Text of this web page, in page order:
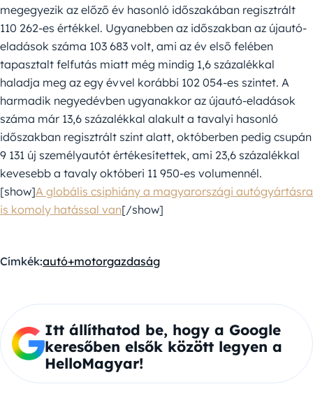
megegyezik az előző év hasonló időszakában regisztrált
110 262-es értékkel. Ugyanebben az időszakban az újautó-
eladások száma 103 683 volt, ami az év első felében
tapasztalt felfutás miatt még mindig 1,6 százalékkal
haladja meg az egy évvel korábbi 102 054-es szintet. A
harmadik negyedévben ugyanakkor az újautó-eladások
száma már 13,6 százalékkal alakult a tavalyi hasonló
időszakban regisztrált szint alatt, októberben pedig csupán
9 131 új személyautót értékesítettek, ami 23,6 százalékkal
kevesebb a tavaly októberi 11 950-es volumennél.
[show]A globális csiphiány a magyarországi autógyártásra
is komoly hatással van[/show]
Címkék:autó+motorgazdaság
Itt állíthatod be, hogy a Google
keresőben elsők között legyen a
HelloMagyar!